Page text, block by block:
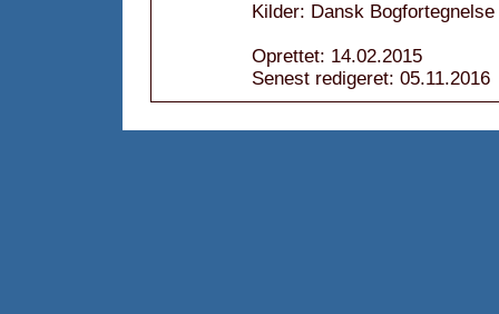
Kilder: Dansk Bogfortegnelse
Oprettet: 14.02.2015
Senest redigeret: 05.11.2016